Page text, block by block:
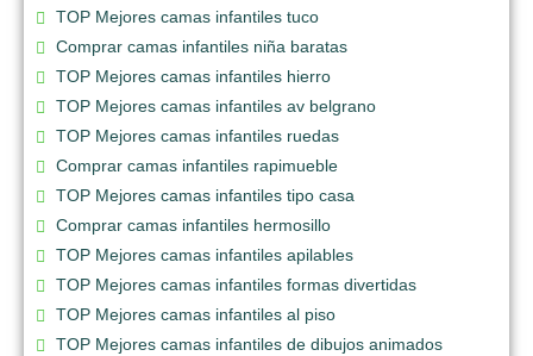
TOP Mejores camas infantiles tuco
Comprar camas infantiles niña baratas
TOP Mejores camas infantiles hierro
TOP Mejores camas infantiles av belgrano
TOP Mejores camas infantiles ruedas
Comprar camas infantiles rapimueble
TOP Mejores camas infantiles tipo casa
Comprar camas infantiles hermosillo
TOP Mejores camas infantiles apilables
TOP Mejores camas infantiles formas divertidas
TOP Mejores camas infantiles al piso
TOP Mejores camas infantiles de dibujos animados